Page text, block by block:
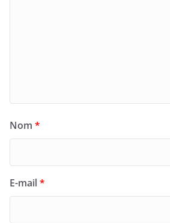
Nom *
E-mail*